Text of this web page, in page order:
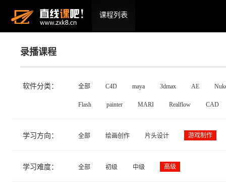
课程列表
录播课程
软件分类： 全部 C4D maya 3dmax AE
Flash painter MARI Realflow CAD
学习方向： 全部 绘画创作 片头设计 游戏制作
学习难度： 全部 初级 中级 高级